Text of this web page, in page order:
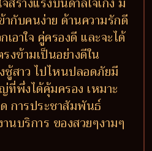
ากับคนง่าย ด้านความรักดี
อาใจ คู่ครองดี และจะได้
งข้ามเป็นอย่างดีใน
ชู้สาว ไปไหนปลอดภัยมี
พึ่งได้คุ้มครอง เหมาะ
การประชาสัมพันธ์
นบริการ ของสวยๆงามๆ